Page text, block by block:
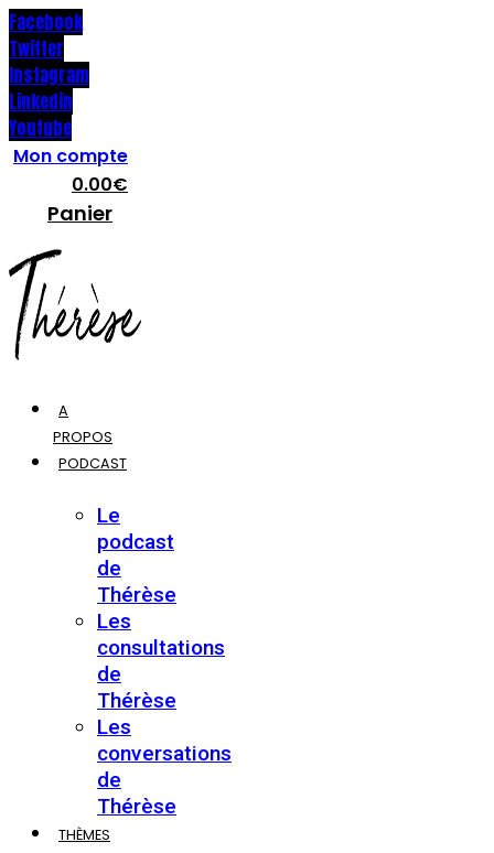
Facebook
Twitter
Instagram
Linkedin
Youtube
Mon compte
0.00€
Panier
A
PROPOS
PODCAST
Le
podcast
de
Thérèse
Les
consultations
de
Thérèse
Les
conversations
de
Thérèse
THÈMES